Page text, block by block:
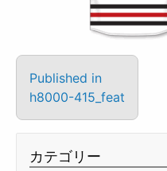
Published in
h8000-415_feat
カテゴリー